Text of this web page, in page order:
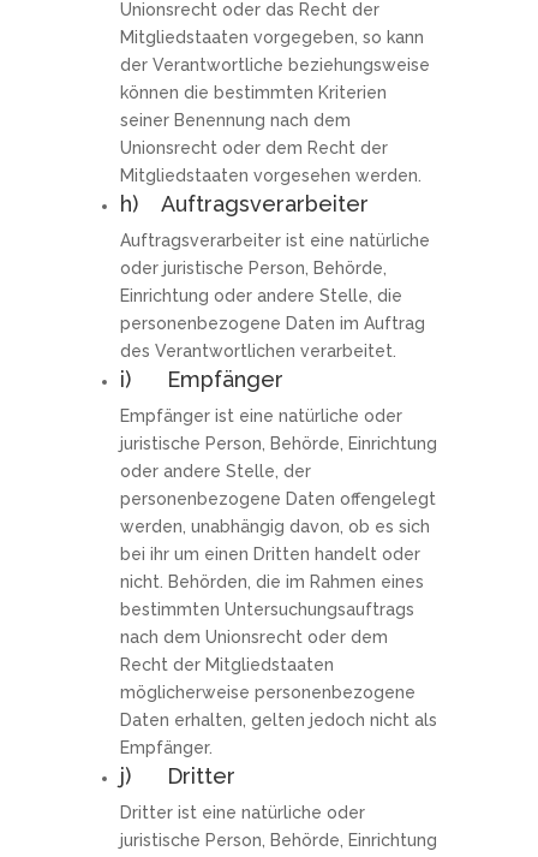
Unionsrecht oder das Recht der
Mitgliedstaaten vorgegeben, so kann
der Verantwortliche beziehungsweise
können die bestimmten Kriterien
seiner Benennung nach dem
Unionsrecht oder dem Recht der
Mitgliedstaaten vorgesehen werden.
h) Auftragsverarbeiter
Auftragsverarbeiter ist eine natürliche
oder juristische Person, Behörde,
Einrichtung oder andere Stelle, die
personenbezogene Daten im Auftrag
des Verantwortlichen verarbeitet.
i) Empfänger
Empfänger ist eine natürliche oder
juristische Person, Behörde, Einrichtung
oder andere Stelle, der
personenbezogene Daten offengelegt
werden, unabhängig davon, ob es sich
bei ihr um einen Dritten handelt oder
nicht. Behörden, die im Rahmen eines
bestimmten Untersuchungsauftrags
nach dem Unionsrecht oder dem
Recht der Mitgliedstaaten
möglicherweise personenbezogene
Daten erhalten, gelten jedoch nicht als
Empfänger.
j) Dritter
Dritter ist eine natürliche oder
juristische Person, Behörde, Einrichtung